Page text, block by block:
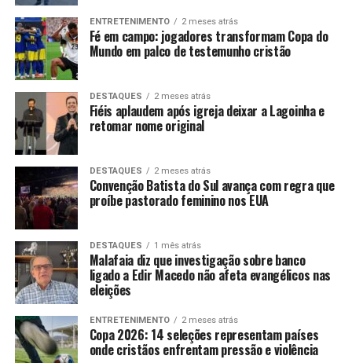
ENTRETENIMENTO 2 meses atrás
Fé em campo: jogadores transformam Copa do
Mundo em palco de testemunho cristão
DESTAQUES 2 meses atrás
Fiéis aplaudem após igreja deixar a Lagoinha e
retomar nome original
DESTAQUES 2 meses atrás
Convenção Batista do Sul avança com regra que
proíbe pastorado feminino nos EUA
DESTAQUES 1 mês atrás
Malafaia diz que investigação sobre banco
ligado a Edir Macedo não afeta evangélicos nas
eleições
ENTRETENIMENTO 2 meses atrás
Copa 2026: 14 seleções representam países
onde cristãos enfrentam pressão e violência